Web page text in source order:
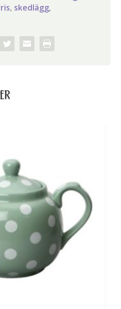
, skedlägg,